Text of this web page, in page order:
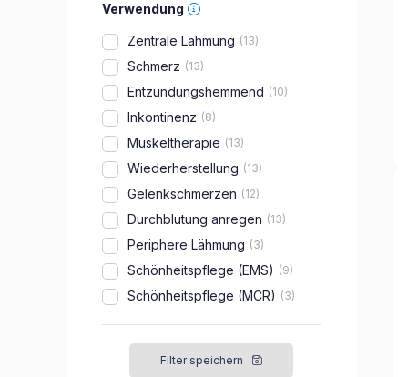
Verwendung
Zentrale Lähmung 13
Schmerz 13
Entzündungshemmend 10
Inkontinenz 8
Muskeltherapie 13
Wiederherstellung 13
Gelenkschmerzen 12
Durchblutung anregen 13
Periphere Lähmung 3
Schönheitspflege (EMS) 9
Schönheitspflege (MCR) 3
Filter speichern